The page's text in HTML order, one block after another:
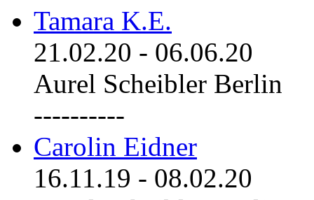
Tamara K.E.
21.02.20 - 06.06.20
Aurel Scheibler Berlin
----------
Carolin Eidner
16.11.19 - 08.02.20